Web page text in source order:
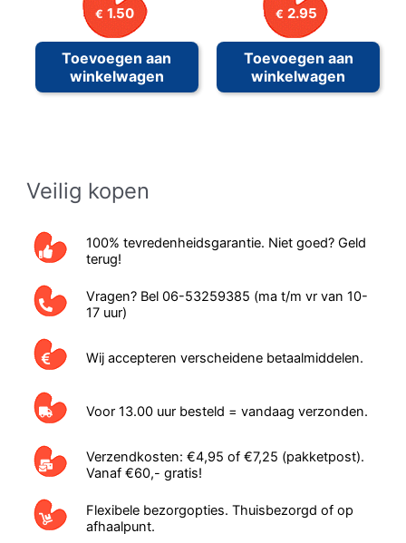
Veilig kopen
100% tevredenheidsgarantie. Niet goed? Geld
terug!
Vragen? Bel 06-53259385 (ma t/m vr van 10-
17 uur)
Wij accepteren verscheidene betaalmiddelen.
Voor 13.00 uur besteld = vandaag verzonden.
Verzendkosten: €4,95 of €7,25 (pakketpost).
Vanaf €60,- gratis!
Flexibele bezorgopties. Thuisbezorgd of op
afhaalpunt.
€ 1.50
Toevoegen aan
winkelwagen
€ 2.95
Toevoegen aan
winkelwagen